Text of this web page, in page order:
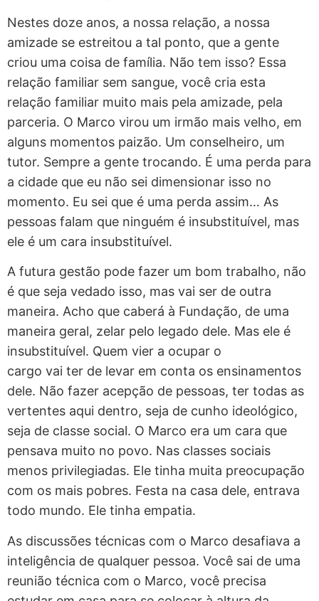
Nestes doze anos, a nossa relação, a nossa
amizade se estreitou a tal ponto, que a gente
criou uma coisa de família. Não tem isso? Essa
relação familiar sem sangue, você cria esta
relação familiar muito mais pela amizade, pela
parceria. O Marco virou um irmão mais velho, em
alguns momentos paizão. Um conselheiro, um
tutor. Sempre a gente trocando. É uma perda para
a cidade que eu não sei dimensionar isso no
momento. Eu sei que é uma perda assim… As
pessoas falam que ninguém é insubstituível, mas
ele é um cara insubstituível.
A futura gestão pode fazer um bom trabalho, não
é que seja vedado isso, mas vai ser de outra
maneira. Acho que caberá à Fundação, de uma
maneira geral, zelar pelo legado dele. Mas ele é
insubstituível. Quem vier a ocupar o
cargo vai ter de levar em conta os ensinamentos
dele. Não fazer acepção de pessoas, ter todas as
vertentes aqui dentro, seja de cunho ideológico,
seja de classe social. O Marco era um cara que
pensava muito no povo. Nas classes sociais
menos privilegiadas. Ele tinha muita preocupação
com os mais pobres. Festa na casa dele, entrava
todo mundo. Ele tinha empatia.
As discussões técnicas com o Marco desafiava a
inteligência de qualquer pessoa. Você sai de uma
reunião técnica com o Marco, você precisa